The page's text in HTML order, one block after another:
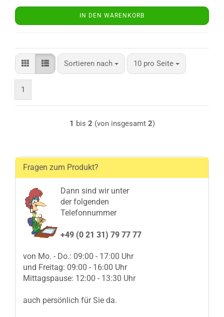
IN DEN WARENKORB
Sortieren nach
Sortieren nach 10 pro Seite
pro Seite
1
1 bis 2 (von insgesamt 2)
Fragen zum Produkt?
Dann sind wir unter
der folgenden
Telefonnummer
+49 (0 21 31) 79 77 77
von Mo. - Do.: 09:00 - 17:00 Uhr
und Freitag: 09:00 - 16:00 Uhr
Mittagspause: 12:00 - 13:30 Uhr
auch persönlich für Sie da.